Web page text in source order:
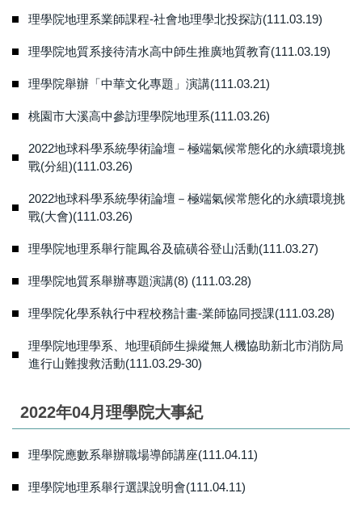
理學院地理系業師課程-社會地理學北投探訪(111.03.19)
理學院地質系接待清水高中師生推廣地質教育(111.03.19)
理學院舉辦「中華文化專題」演講(111.03.21)
桃園市大溪高中參訪理學院地理系(111.03.26)
2022地球科學系統學術論壇－極端氣候常態化的永續環境挑
戰(分組)(111.03.26)
2022地球科學系統學術論壇－極端氣候常態化的永續環境挑
戰(大會)(111.03.26)
理學院地理系舉行龍鳳谷及硫磺谷登山活動(111.03.27)
理學院地質系舉辦專題演講(8) (111.03.28)
理學院化學系執行中程校務計畫-業師協同授課(111.03.28)
理學院地理學系、地理碩師生操縱無人機協助新北市消防局
進行山難搜救活動(111.03.29-30)
2022年04月理學院大事紀
理學院應數系舉辦職場導師講座(111.04.11)
理學院地理系舉行選課說明會(111.04.11)